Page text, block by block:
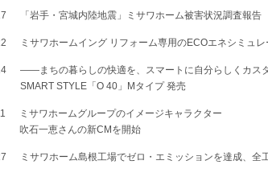
「岩手・宮城内陸地震」ミサワホーム被害状況調査報告
ミサワホームイング リフォーム専用のECOエネシミュ
――まちの暮らしの快適を、スマートに自分らしくカ
SMART STYLE「O 40」Mタイプ 発売
ミサワホームグループのイメージキャラクター
吹石一恵さんの新CMを開始
ミサワホーム島根工場でゼロ・エミッションを達成、全